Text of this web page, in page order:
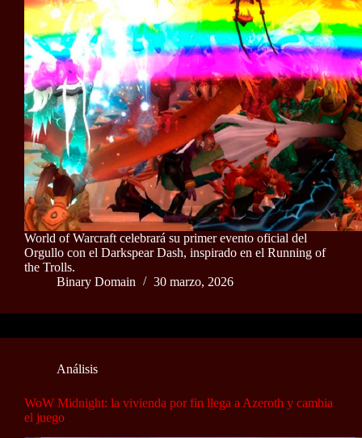
World of Warcraft celebrará su primer evento oficial del
Orgullo con el Darkspear Dash, inspirado en el Running of
the Trolls.
Binary Domain
30 marzo, 2026
Análisis
WoW Midnight: la vivienda por fin llega a Azeroth y cambia
el juego